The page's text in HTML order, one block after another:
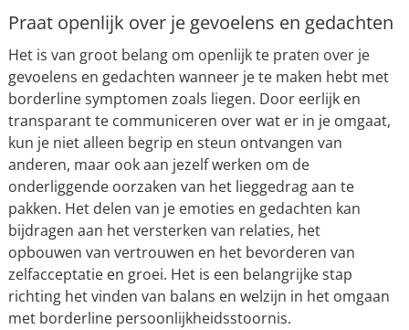
Praat openlijk over je gevoelens en gedachten
Het is van groot belang om openlijk te praten over je
gevoelens en gedachten wanneer je te maken hebt met
borderline symptomen zoals liegen. Door eerlijk en
transparant te communiceren over wat er in je omgaat,
kun je niet alleen begrip en steun ontvangen van
anderen, maar ook aan jezelf werken om de
onderliggende oorzaken van het lieggedrag aan te
pakken. Het delen van je emoties en gedachten kan
bijdragen aan het versterken van relaties, het
opbouwen van vertrouwen en het bevorderen van
zelfacceptatie en groei. Het is een belangrijke stap
richting het vinden van balans en welzijn in het omgaan
met borderline persoonlijkheidsstoornis.